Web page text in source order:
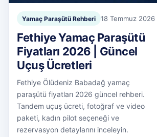
Yamaç Paraşütü Rehberi 18 Temmuz 2026
Fethiye Yamaç Paraşütü
Fiyatları 2026 | Güncel
Uçuş Ücretleri
Fethiye Ölüdeniz Babadağ yamaç
paraşütü fiyatları 2026 güncel rehberi.
Tandem uçuş ücreti, fotoğraf ve video
paketi, kadın pilot seçeneği ve
rezervasyon detaylarını inceleyin.